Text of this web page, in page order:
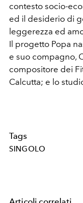
contesto socio-
ed il desiderio di
leggerezza ed
Il progetto Popa
e suo compagno,
compositore dei
Calcutta; e lo
Tags
SINGOLO